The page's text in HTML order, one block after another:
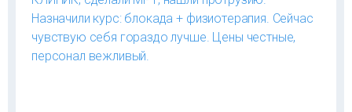
Назначили курс: блокада + физиотерапия. Сейчас
чувствую себя гораздо лучше. Цены честные,
персонал вежливый.